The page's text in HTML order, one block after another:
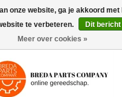
onze website, ga je akkoord
te verbeteren.
Dit
Meer over cookies »